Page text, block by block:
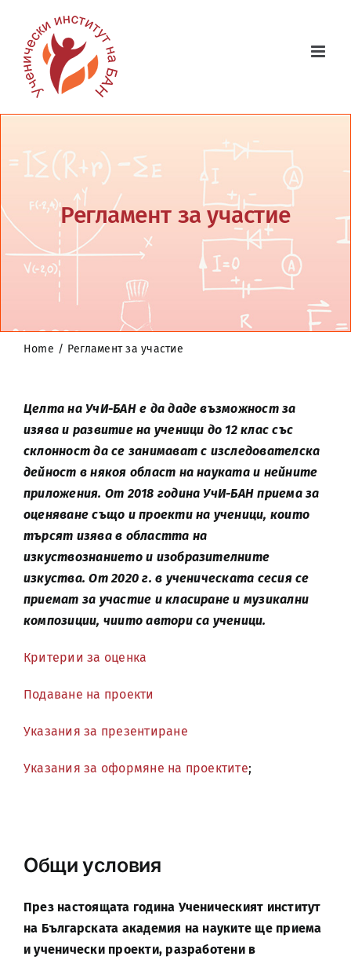
content
Регламент за участие
Home Регламент за участие
Целта на УчИ-БАН е да даде възможност за
изява и развитие на ученици до 12 клас със
склонност да се занимават с изследователска
дейност в някоя област на науката и нейните
приложения. От 2018 година УчИ-БАН приема за
оценяване също и проекти на ученици, които
търсят изява в областта на
изкуствознанието и изобразителните
изкуства. От 2020 г. в ученическата сесия се
приемат за участие и класиране и музикални
композиции, чиито автори са ученици.
Критерии за оценка
Подаване на проекти
Указания за презентиране
Указания за оформяне на проектите;
Общи условия
През настоящата година Ученическият институт
на Българската академия на науките ще приема
и ученически проекти, разработени в